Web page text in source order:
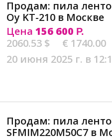
Продам: пила
Oy KT-210 в Москве
Цена 156 600 Р.
2060.53 $
€ 1740.00
20 июня 2025 г. в
Продам: пила
SFMIM220M50C7 в